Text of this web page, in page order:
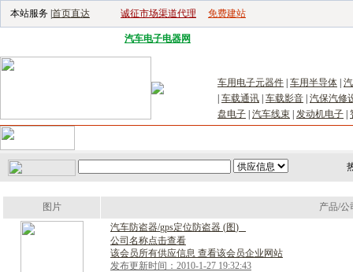
本站服务 | 首页直达 诚征市场渠道代理 免费建站
汽车电子电器网
车用电子元器件 车用半导体
车载通讯 车载影音 汽保汽修
盘电子 汽车线束 发动机电子
图片
产品/公
汽车防盗器/gps定位防盗器 (图)
公司名称点击查看
该会员所有供应信息 查看该会员企业网站
发布更新时间：2010-1-27 19:32:43